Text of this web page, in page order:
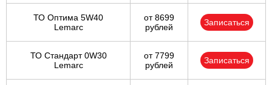
ТО Оптима 5W40
Lemarc
от 8699
рублей
Записаться
ТО Стандарт 0W30
Lemarc
от 7799
рублей
Записаться